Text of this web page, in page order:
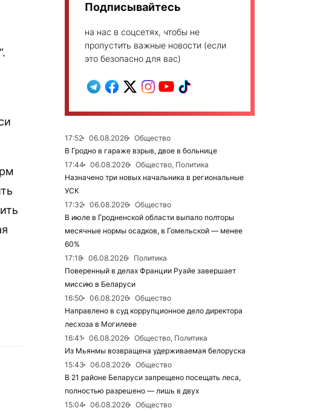
Подписывайтесь
на нас в соцсетях, чтобы не
пропустить важные новости (если
это безопасно для вас)
17:52 06.08.2026
Общество
В Гродно в гараже взрыв, двое в больнице
17:44
06.08.2026
Общество, Политика
Назначено три новых начальника в региональные
УСК
17:32
06.08.2026
Общество
В июле в Гродненской области выпало полторы
месячные нормы осадков, в Гомельской — менее
60%
17:18
06.08.2026
Политика
Поверенный в делах Франции Руайе завершает
миссию в Беларуси
16:50
06.08.2026
Общество
Направлено в суд коррупционное дело директора
лесхоза в Могилеве
16:41
06.08.2026
Общество, Политика
Из Мьянмы возвращена удерживаемая белоруска
15:43
06.08.2026
Общество
В 21 районе Беларуси запрещено посещать леса,
полностью разрешено — лишь в двух
15:04
06.08.2026
Общество